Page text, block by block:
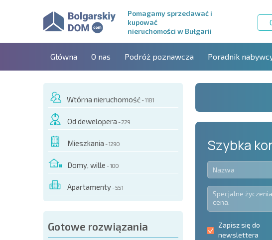
Pomagamy sprzedawać i
kupować
nieruchomości w Bułgarii
Główna O nas Podróż poznawcza Poradnik
Wtórna nieruchomość - 1181
Od dewelopera - 229
Mieszkania - 1290
Domy, wille - 100
Apartamenty - 551
Gotowe rozwiązania
Szybka
Zapisz się do
newslettera